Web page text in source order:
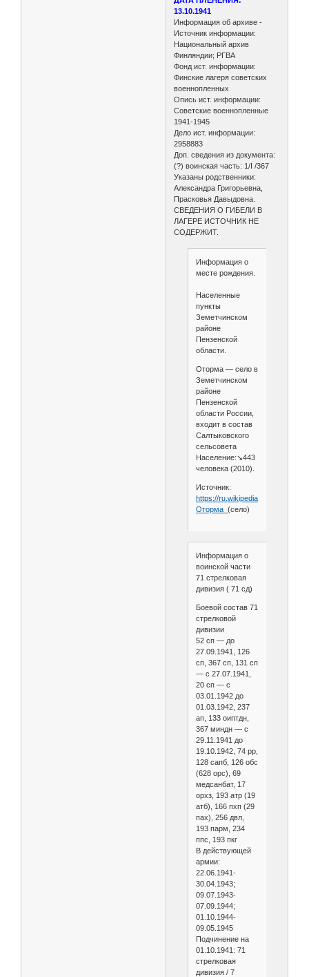
13.10.1941
Информация об архиве -
Источник информации:
Национальный архив
Финляндии; РГВА
Фонд ист. информации:
Финские лагеря советских
военнопленных
Опись ист. информации:
Советские военнопленные
1941-1945
Дело ист. информации:
2958883
Доп. сведения из документа:
(?) воинская часть: 1/I /367
Указаны родственники:
Александра Григорьевна,
Прасковья Давыдовна.
СВЕДЕНИЯ О ГИБЕЛИ В
ЛАГЕРЕ ИСТОЧНИК НЕ
СОДЕРЖИТ.
Информация о
месте рождения.
Населенные
пункты
Земетчинском
районе
Пензенской
области.
Оторма — село в
Земетчинском
районе
Пензенской
области России,
входит в состав
Салтыковского
сельсовета
Население:↘443
человека (2010).
Источник:
https://ru.wikipedia.org/wiki/
Оторма_ (село)
Информация о
воинской части
71 стрелковая
дивизия ( 71 сд)
Боевой состав 71
стрелковой
дивизии
52 сп — до
27.09.1941, 126
сп, 367 сп, 131 сп
— с 27.07.1941,
20 сп — с
03.01.1942 до
01.03.1942, 237
ап, 133 оиптдн,
367 миндн — с
29.11.1941 до
19.10.1942, 74 рр,
128 сапб, 126 обс
(628 орс), 69
медсанбат, 17
орхз, 193 атр (19
атб), 166 пхп (29
пах), 256 двл,
193 парм, 234
ппс, 193 пкг
В действующей
армии:
22.06.1941-
30.04.1943;
09.07.1943-
07.09.1944;
01.10.1944-
09.05.1945
Подчинение на
01.10.1941: 71
стрелковая
дивизия / 7